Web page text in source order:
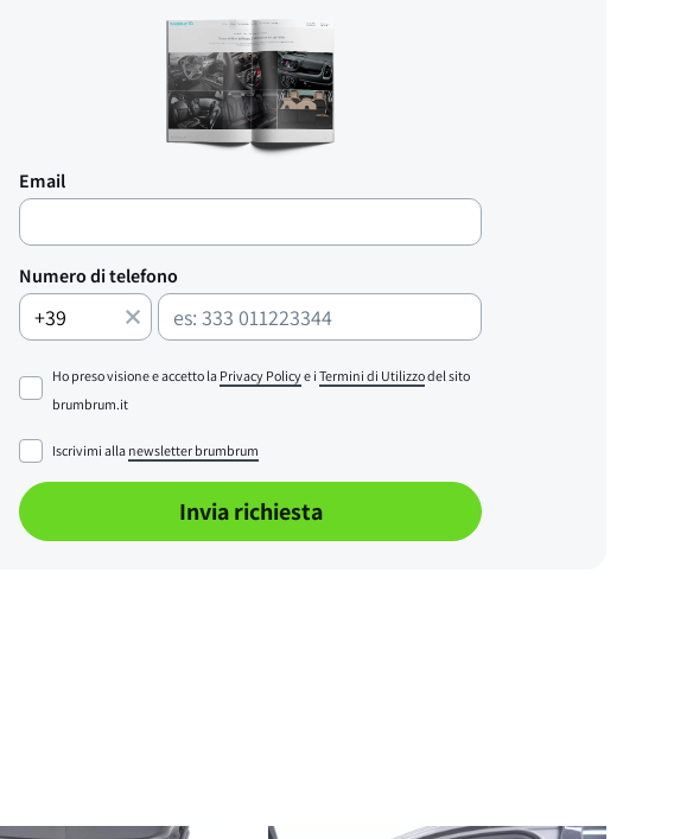
Email
Numero di telefono
Ho preso visione e accetto la Privacy Policye i Termini di Utilizzodel sito
brumbrum.it
Iscrivimi alla newsletter brumbrum
Invia richiesta